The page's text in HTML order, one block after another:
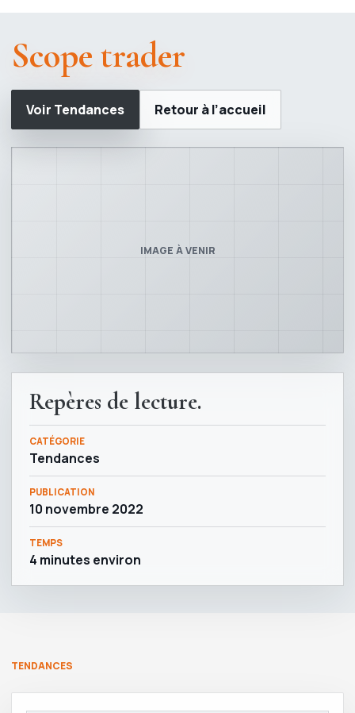
Scope trader
Voir Tendances Retour à l’accueil
IMAGE À VENIR
Repères de lecture.
CATÉGORIE
Tendances
PUBLICATION
10 novembre 2022
TEMPS
4 minutes environ
TENDANCES